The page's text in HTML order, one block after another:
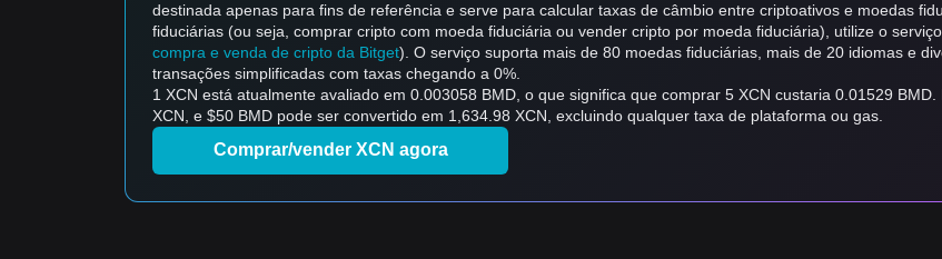
destinada apenas para fins de referência e serve para calcular taxas de câmbio entre criptoativos e moedas
fiduciárias (ou seja, comprar cripto com moeda fiduciária ou vender cripto por moeda fiduciária), utilize o
compra e venda de cripto da Bitget). O serviço suporta mais de 80 moedas fiduciárias, mais de 20 idiomas e
transações simplificadas com taxas chegando a 0%.
1 XCN está atualmente avaliado em 0.003058 BMD, o que significa que comprar 5 XCN custaria 0.01529
XCN, e $50 BMD pode ser convertido em 1,634.98 XCN, excluindo qualquer taxa de plataforma ou gas.
Comprar/vender XCN agora